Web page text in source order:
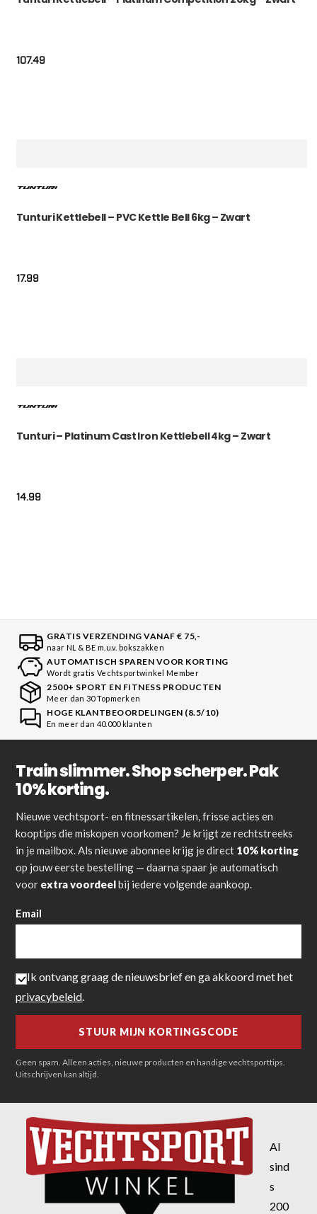
107.49
Tunturi Kettlebell – PVC Kettle Bell 6kg – Zwart
17.99
Tunturi – Platinum Cast Iron Kettlebell 4kg – Zwart
14.99
GRATIS VERZENDING VANAF € 75,-
naar NL & BE m.u.v. bokszakken
AUTOMATISCH SPAREN VOOR KORTING
Wordt gratis Vechtsportwinkel Member
2500+ SPORT EN FITNESS PRODUCTEN
Meer dan 30 Topmerken
HOGE KLANTBEOORDELINGEN (8.5/10)
En meer dan 40.000 klanten
Train slimmer. Shop scherper. Pak
10% korting.
Nieuwe vechtsport- en fitnessartikelen, frisse acties en
kooptips die miskopen voorkomen? Je krijgt ze rechtstreeks
in je mailbox. Als nieuwe abonnee krijg je direct 10% korting
op jouw eerste bestelling — daarna spaar je automatisch
voor extra voordeelbij iedere volgende aankoop.
Email
Ik ontvang graag de nieuwsbrief en ga akkoord met het
privacybeleid.
Geen spam. Alleen acties, nieuwe producten en handige vechtsporttips.
Uitschrijven kan altijd.
Al
sind
s
200